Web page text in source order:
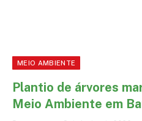
MEIO AMBIENTE
Plantio de árvores
Meio Ambiente em